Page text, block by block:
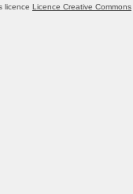
licence Licence Creative Commons